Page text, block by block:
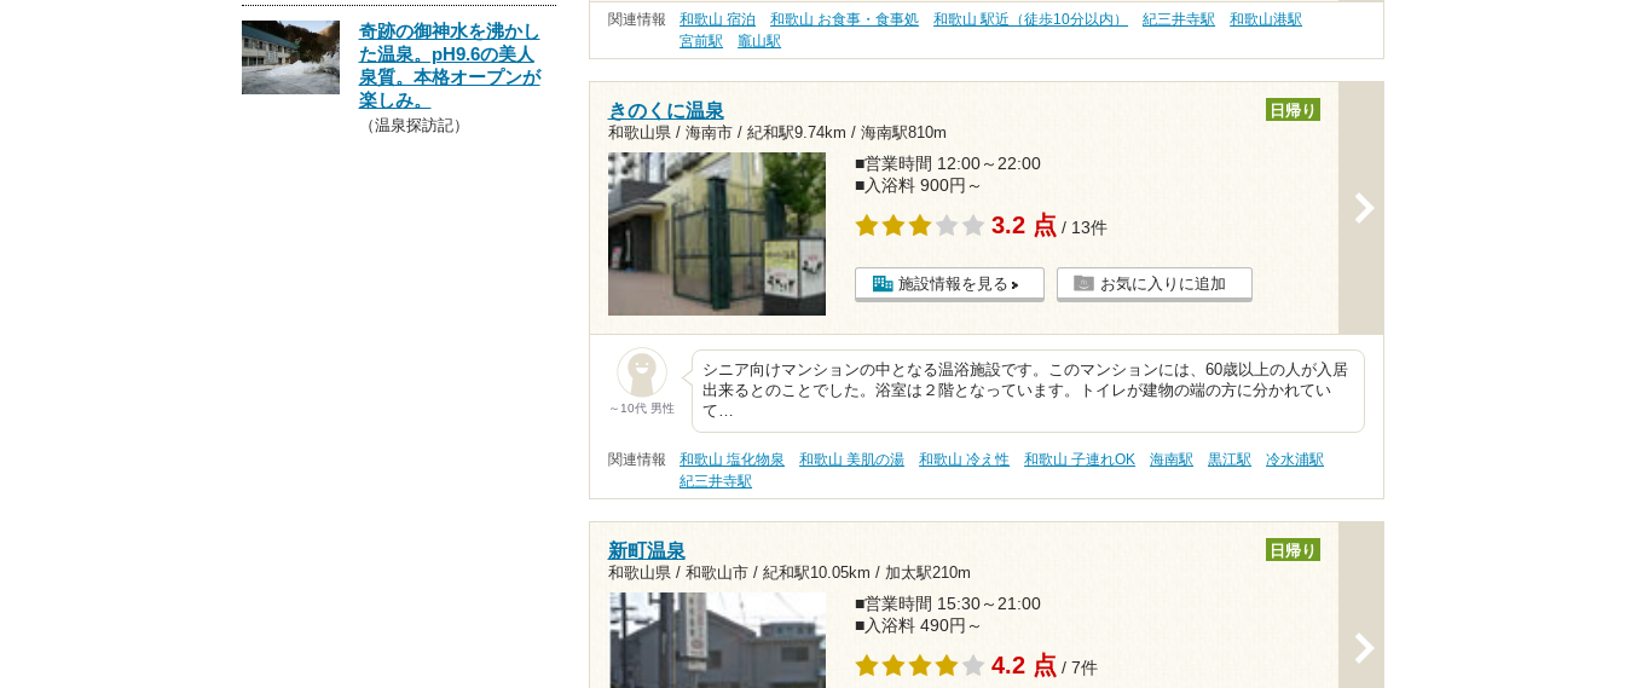
関連情報 和歌山 宿泊 和歌山 お食事・食事処 和歌山 駅近（徒歩10分以内） 紀三井寺駅
和歌山港駅
宮前駅
竈山駅
きのくに温泉
和歌山県 / 海南市 / 紀和駅9.74km / 海南駅810m
日帰り
■営業時間 12:00～22:00
■入浴料 900円～
3.2 点 / 13件
施設情報を見る お気に入りに追加
～10代 男性
シニア向けマンションの中となる温浴施設です。このマンションには、60歳以上の人が入居
出来るとのことでした。浴室は２階となっています。トイレが建物の端の方に分かれてい
て…
関連情報 和歌山 塩化物泉 和歌山 美肌の湯 和歌山 冷え性 和歌山 子連れOK 海南駅 黒江駅
冷水浦駅
紀三井寺駅
新町温泉
和歌山県 / 和歌山市 / 紀和駅10.05km / 加太駅210m
日帰り
■営業時間 15:30～21:00
■入浴料 490円～
4.2 点 / 7件
奇跡の御神水を沸かし
た温泉。pH9.6の美人
泉質。本格オープンが
楽しみ。
（温泉探訪記）